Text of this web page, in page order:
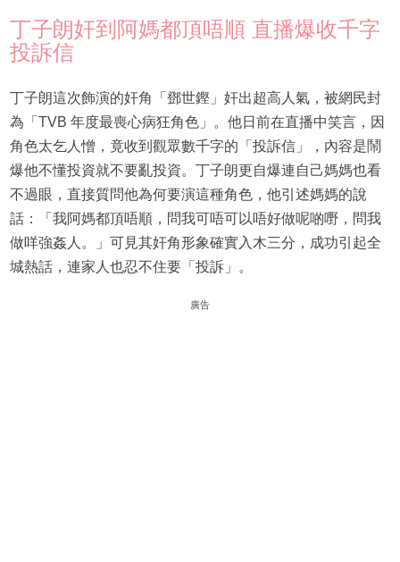
丁子朗奸到阿媽都頂唔順 直播爆收千字
投訴信
丁子朗這次飾演的奸角「鄧世鏗」奸出超高人氣，被網民封
為「TVB 年度最喪心病狂角色」。他日前在直播中笑言，因
角色太乞人憎，竟收到觀眾數千字的「投訴信」，內容是鬧
爆他不懂投資就不要亂投資。丁子朗更自爆連自己媽媽也看
不過眼，直接質問他為何要演這種角色，他引述媽媽的說
話：「我阿媽都頂唔順，問我可唔可以唔好做呢啲嘢，問我
做咩強姦人。」可見其奸角形象確實入木三分，成功引起全
城熱話，連家人也忍不住要「投訴」。
廣告